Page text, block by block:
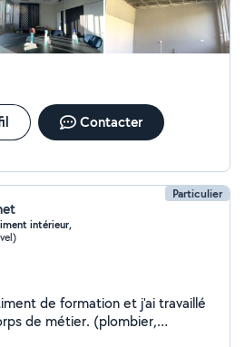
Contacter
Particulier
intérieur,
de formation et j'ai travaillé
de métier. (plombier,